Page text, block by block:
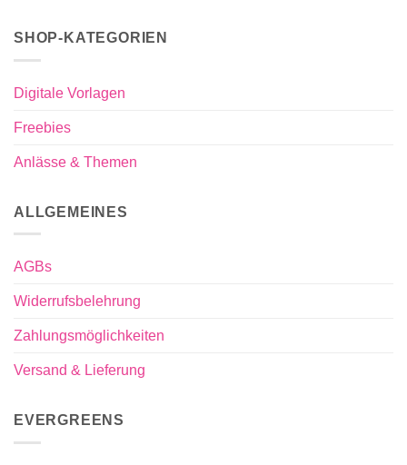
SHOP-KATEGORIEN
Digitale Vorlagen
Freebies
Anlässe & Themen
ALLGEMEINES
AGBs
Widerrufsbelehrung
Zahlungsmöglichkeiten
Versand & Lieferung
EVERGREENS